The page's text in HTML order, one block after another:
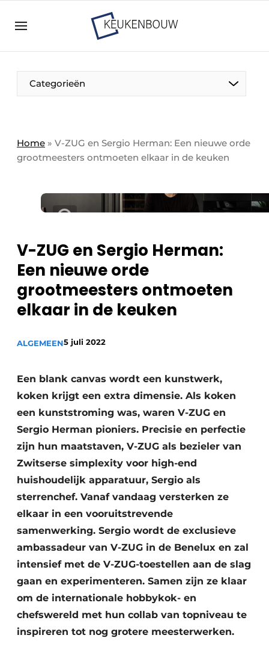
Bedrijven
Bedrijven
Direct contact
Evenement aanmelden
in de keuken-, woon-, en badkamerbranche
Meest gelezen
Podcasts
Privacy / Cookie statement
Vacature aanmelden
Video’s
Categorieën
Home » V-ZUG en Sergio Herman: Een nieuwe orde
grootmeesters ontmoeten elkaar in de keuken
V-ZUG en Sergio Herman:
Een nieuwe orde
grootmeesters ontmoeten
elkaar in de keuken
ALGEMEEN5 juli 2022
Een blank canvas wordt een kunstwerk,
koken krijgt een extra dimensie. Als koken
een kunststroming was, waren V-ZUG en
Sergio Herman pioniers. Precisie en perfectie
zijn hun maatstaven, V-ZUG als bezieler van
Zwitserse simplexity voor high-end
huishoudelijk apparatuur, Sergio als
sterrenchef. Vanaf vandaag versterken ze
elkaar in een vooruitstrevende
samenwerking. Sergio wordt de exclusieve
ambassadeur van V-ZUG in de Benelux en zal
intensief met de V-ZUG-toestellen aan de slag
gaan en experimenteren. Samen zijn ze klaar
om de internationale hobbykok- en
chefswereld met hun collab van topniveau te
inspireren tot nog grotere meesterwerken.